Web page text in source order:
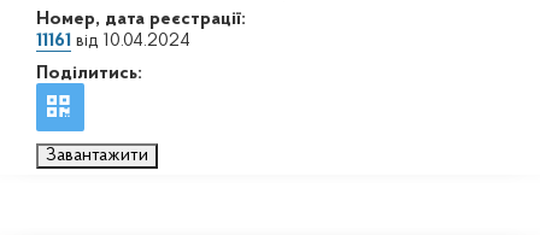
Номер, дата реєстрації:
11161 від 10.04.2024
Поділитись:
Завантажити